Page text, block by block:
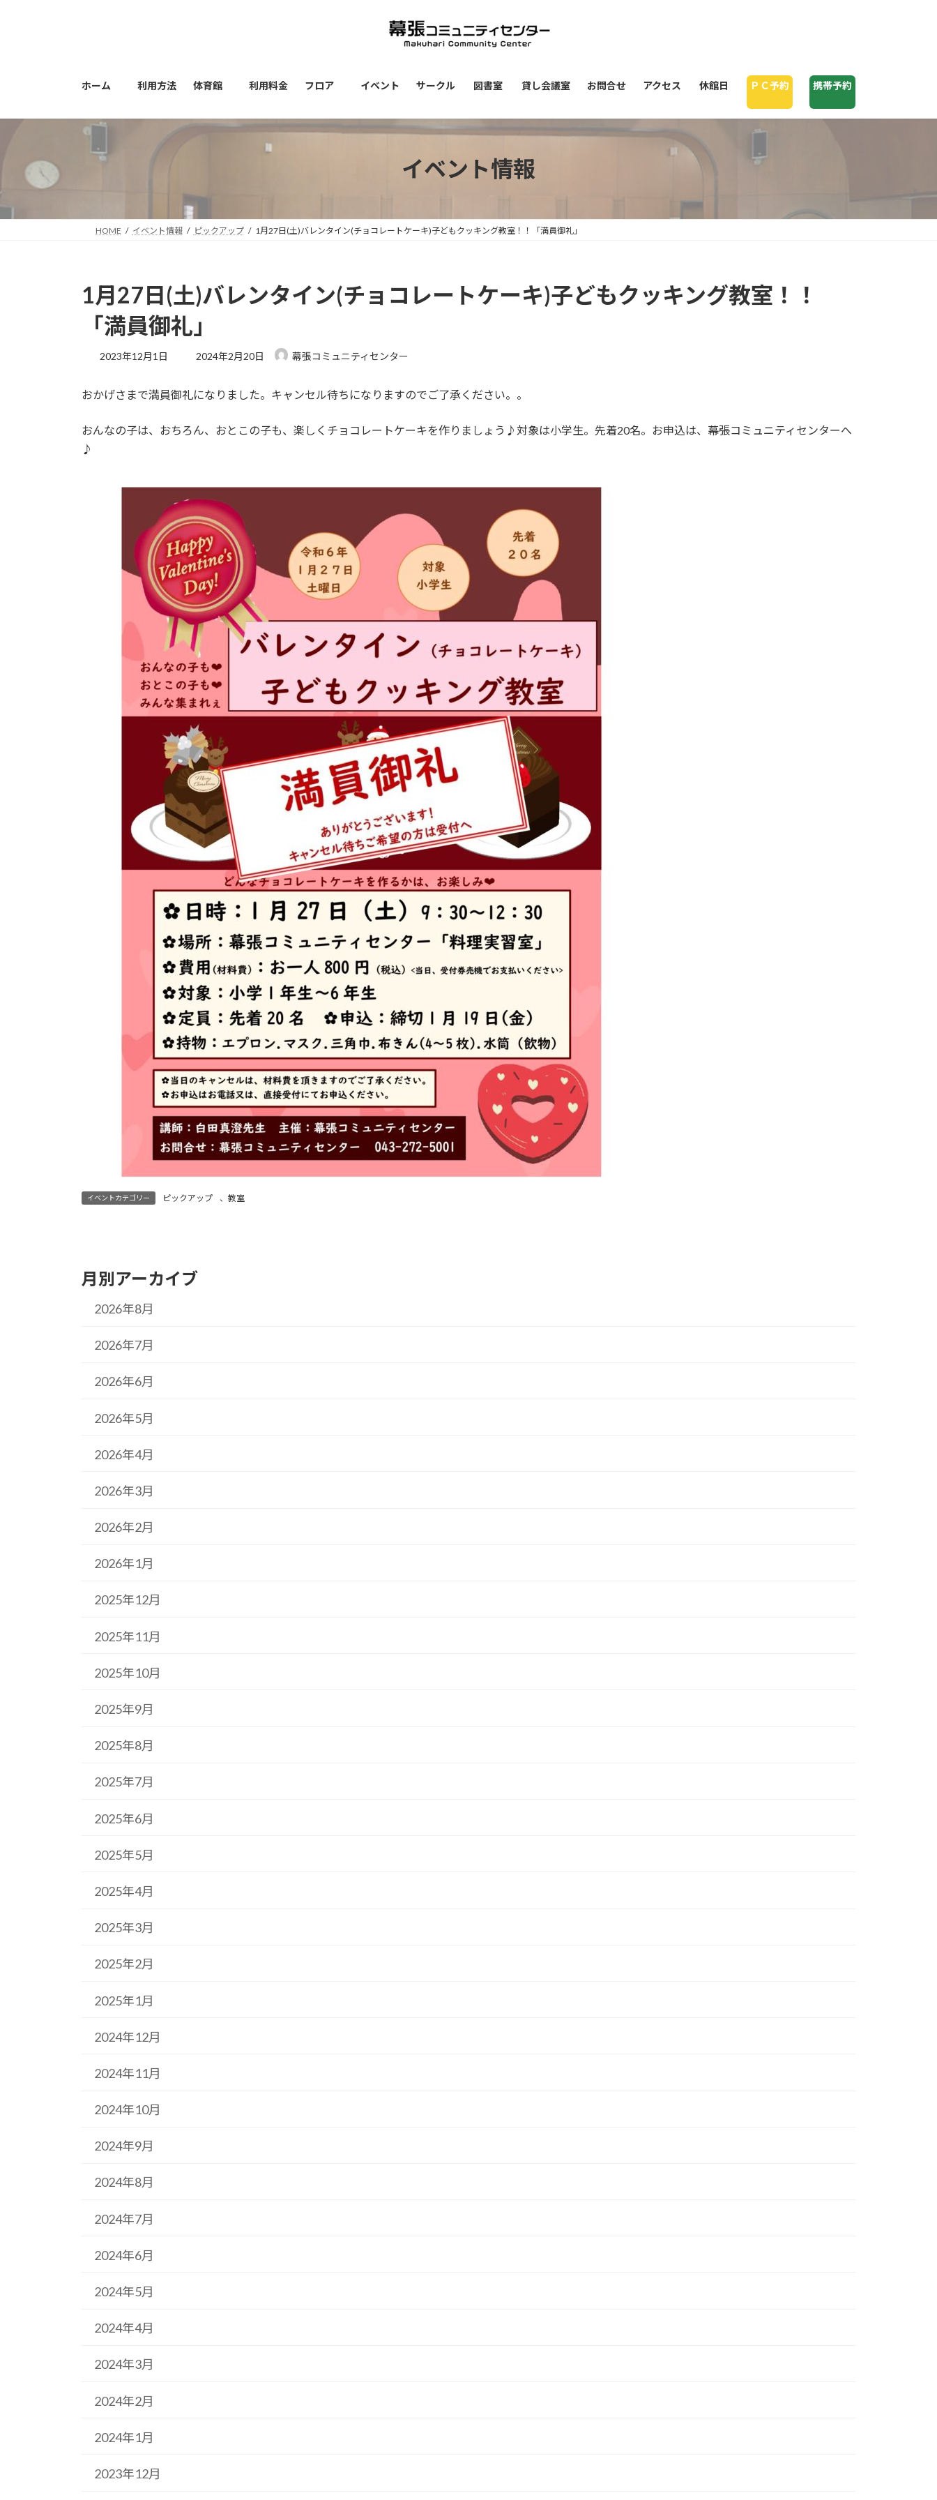
ホーム 利用方法 体育館 利用料金 フロア イベント サークル 図書室 貸し会議室 お問合せ アクセス 休館日 ＰＣ予約 携帯予約
イベント情報
HOME イベント情報 ピックアップ 1月27日(土)バレンタイン(チョコレートケーキ)子どもクッキング教室！！「満員御礼」
1月27日(土)バレンタイン(チョコレートケーキ)子どもクッキング教室！！
「満員御礼」
2023年12月1日
最
新
時
:
2024年2月20日 幕張コミュニティセンター
おかげさまで満員御礼になりました。キャンセル待ちになりますのでご了承ください。。
おんなの子は、おちろん、おとこの子も、楽しくチョコレートケーキを作りましょう♪対象は小学生。先着20名。お申込は、幕張コミュニティセンターへ
♪
イベントカテゴリー ピックアップ 、 教室
月別アーカイブ
2026年8月
2026年7月
2026年6月
2026年5月
2026年4月
2026年3月
2026年2月
2026年1月
2025年12月
2025年11月
2025年10月
2025年9月
2025年8月
2025年7月
2025年6月
2025年5月
2025年4月
2025年3月
2025年2月
2025年1月
2024年12月
2024年11月
2024年10月
2024年9月
2024年8月
2024年7月
2024年6月
2024年5月
2024年4月
2024年3月
2024年2月
2024年1月
2023年12月